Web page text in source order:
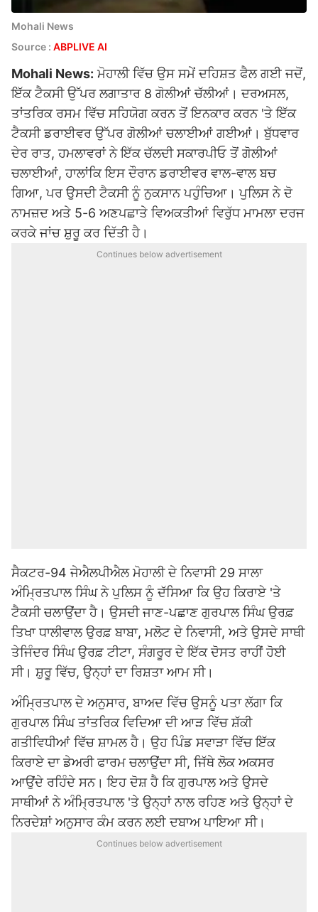
Mohali News
Source : ABPLIVE AI
Mohali News: ਮੋਹਾਲੀ ਵਿੱਚ ਉਸ ਸਮੇਂ ਦਹਿਸ਼ਤ ਫੈਲ ਗਈ ਜਦੋਂ,
ਇੱਕ ਟੈਕਸੀ ਉੱਪਰ ਲਗਾਤਾਰ 8 ਗੋਲੀਆਂ ਚੱਲੀਆਂ। ਦਰਅਸਲ,
ਤਾਂਤਰਿਕ ਰਸਮ ਵਿੱਚ ਸਹਿਯੋਗ ਕਰਨ ਤੋਂ ਇਨਕਾਰ ਕਰਨ 'ਤੇ ਇੱਕ
ਟੈਕਸੀ ਡਰਾਈਵਰ ਉੱਪਰ ਗੋਲੀਆਂ ਚਲਾਈਆਂ ਗਈਆਂ। ਬੁੱਧਵਾਰ
ਦੇਰ ਰਾਤ, ਹਮਲਾਵਰਾਂ ਨੇ ਇੱਕ ਚੱਲਦੀ ਸਕਾਰਪੀਓ ਤੋਂ ਗੋਲੀਆਂ
ਚਲਾਈਆਂ, ਹਾਲਾਂਕਿ ਇਸ ਦੌਰਾਨ ਡਰਾਈਵਰ ਵਾਲ-ਵਾਲ ਬਚ
ਗਿਆ, ਪਰ ਉਸਦੀ ਟੈਕਸੀ ਨੂੰ ਨੁਕਸਾਨ ਪਹੁੰਚਿਆ। ਪੁਲਿਸ ਨੇ ਦੋ
ਨਾਮਜ਼ਦ ਅਤੇ 5-6 ਅਣਪਛਾਤੇ ਵਿਅਕਤੀਆਂ ਵਿਰੁੱਧ ਮਾਮਲਾ ਦਰਜ
ਕਰਕੇ ਜਾਂਚ ਸ਼ੁਰੂ ਕਰ ਦਿੱਤੀ ਹੈ।
Continues below advertisement
ਸੈਕਟਰ-94 ਜੇਐਲਪੀਐਲ ਮੋਹਾਲੀ ਦੇ ਨਿਵਾਸੀ 29 ਸਾਲਾ
ਅੰਮ੍ਰਿਤਪਾਲ ਸਿੰਘ ਨੇ ਪੁਲਿਸ ਨੂੰ ਦੱਸਿਆ ਕਿ ਉਹ ਕਿਰਾਏ 'ਤੇ
ਟੈਕਸੀ ਚਲਾਉਂਦਾ ਹੈ। ਉਸਦੀ ਜਾਣ-ਪਛਾਣ ਗੁਰਪਾਲ ਸਿੰਘ ਉਰਫ਼
ਤਿਖਾ ਧਾਲੀਵਾਲ ਉਰਫ਼ ਬਾਬਾ, ਮਲੋਟ ਦੇ ਨਿਵਾਸੀ, ਅਤੇ ਉਸਦੇ ਸਾਥੀ
ਤੇਜਿੰਦਰ ਸਿੰਘ ਉਰਫ਼ ਟੀਟਾ, ਸੰਗਰੂਰ ਦੇ ਇੱਕ ਦੋਸਤ ਰਾਹੀਂ ਹੋਈ
ਸੀ। ਸ਼ੁਰੂ ਵਿੱਚ, ਉਨ੍ਹਾਂ ਦਾ ਰਿਸ਼ਤਾ ਆਮ ਸੀ।
ਅੰਮ੍ਰਿਤਪਾਲ ਦੇ ਅਨੁਸਾਰ, ਬਾਅਦ ਵਿੱਚ ਉਸਨੂੰ ਪਤਾ ਲੱਗਾ ਕਿ
ਗੁਰਪਾਲ ਸਿੰਘ ਤਾਂਤਰਿਕ ਵਿਦਿਆ ਦੀ ਆੜ ਵਿੱਚ ਸ਼ੱਕੀ
ਗਤੀਵਿਧੀਆਂ ਵਿੱਚ ਸ਼ਾਮਲ ਹੈ। ਉਹ ਪਿੰਡ ਸਵਾੜਾ ਵਿੱਚ ਇੱਕ
ਕਿਰਾਏ ਦਾ ਡੇਅਰੀ ਫਾਰਮ ਚਲਾਉਂਦਾ ਸੀ, ਜਿੱਥੇ ਲੋਕ ਅਕਸਰ
ਆਉਂਦੇ ਰਹਿੰਦੇ ਸਨ। ਇਹ ਦੋਸ਼ ਹੈ ਕਿ ਗੁਰਪਾਲ ਅਤੇ ਉਸਦੇ
ਸਾਥੀਆਂ ਨੇ ਅੰਮ੍ਰਿਤਪਾਲ 'ਤੇ ਉਨ੍ਹਾਂ ਨਾਲ ਰਹਿਣ ਅਤੇ ਉਨ੍ਹਾਂ ਦੇ
ਨਿਰਦੇਸ਼ਾਂ ਅਨੁਸਾਰ ਕੰਮ ਕਰਨ ਲਈ ਦਬਾਅ ਪਾਇਆ ਸੀ।
Continues below advertisement